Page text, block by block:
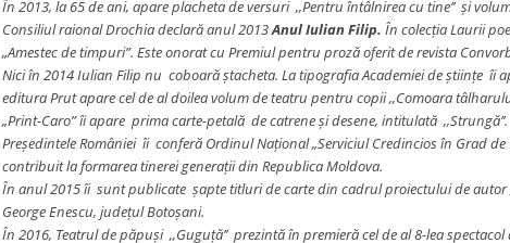
În 2013, la 65 de ani, apare placheta de versuri ,,Pentru întâlnirea cu tine’’ și
Consiliul raional Drochia declară anul 2013Anul Iulian Filip. În colecția Laurii
„Amestec de timpuri”. Este onorat cu Premiul pentru proză oferit de revista
Nici în 2014 Iulian Filip nu coboară ștacheta. La tipografia Academiei de științe îi
editura Prut apare cel de al doilea volum de teatru pentru copii ,,Comoara
„Print-Caro” îi apare prima carte-petală de catrene și desene, intitulată ,,Strungă’’.
Președintele României îi conferă Ordinul Național „Serviciul Credincios în Grad
contribuit la formarea tinerei generații din Republica Moldova.
În anul 2015 îi sunt publicate șapte titluri de carte din cadrul proiectului de autor
George Enescu, județul Botoșani.
În 2016, Teatrul de păpuși ,,Guguță’’ prezintă în premieră cel de al 8-lea